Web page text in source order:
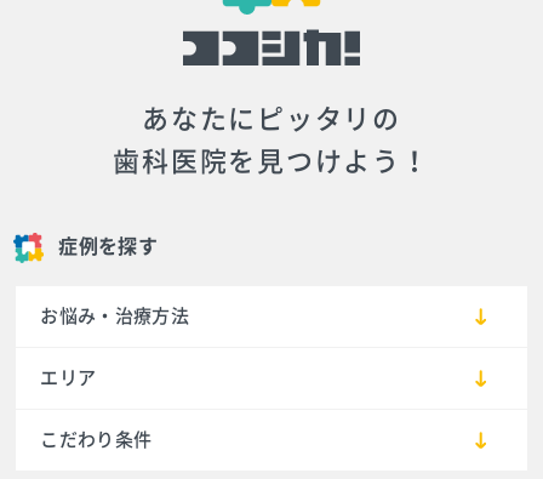
あなたにピッタリの
歯科医院を見つけよう！
症例を探す
お悩み・治療方法
エリア
こだわり条件